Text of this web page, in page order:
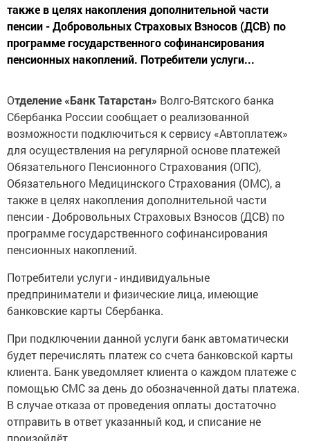
также в целях накопления дополнительной части
пенсии - Добровольных Страховых Взносов (ДСВ) по
программе государственного софинансирования
пенсионных накоплений. Потребители услуги...
Отделение «БанкТатарстан» Волго-Вятского банка
Сбербанка России сообщает о реализованной
возможности подключиться к сервису «Автоплатеж»
для осуществления на регулярной основе платежей
Обязательного Пенсионного Страхования (ОПС),
Обязательного Медицинского Страхования (ОМС), а
также в целях накопления дополнительной части
пенсии - Добровольных Страховых Взносов (ДСВ) по
программе государственного софинансирования
пенсионных накоплений.
Потребители услуги - индивидуальные
предприниматели и физические лица, имеющие
банковские карты Сбербанка.
При подключении данной услуги банк автоматически
будет перечислять платеж со счета банковской карты
клиента. Банк уведомляет клиента о каждом платеже с
помощью СМС за день до обозначенной даты платежа.
В случае отказа от проведения оплаты достаточно
отправить в ответ указанный код, и списание не
произойдёт.